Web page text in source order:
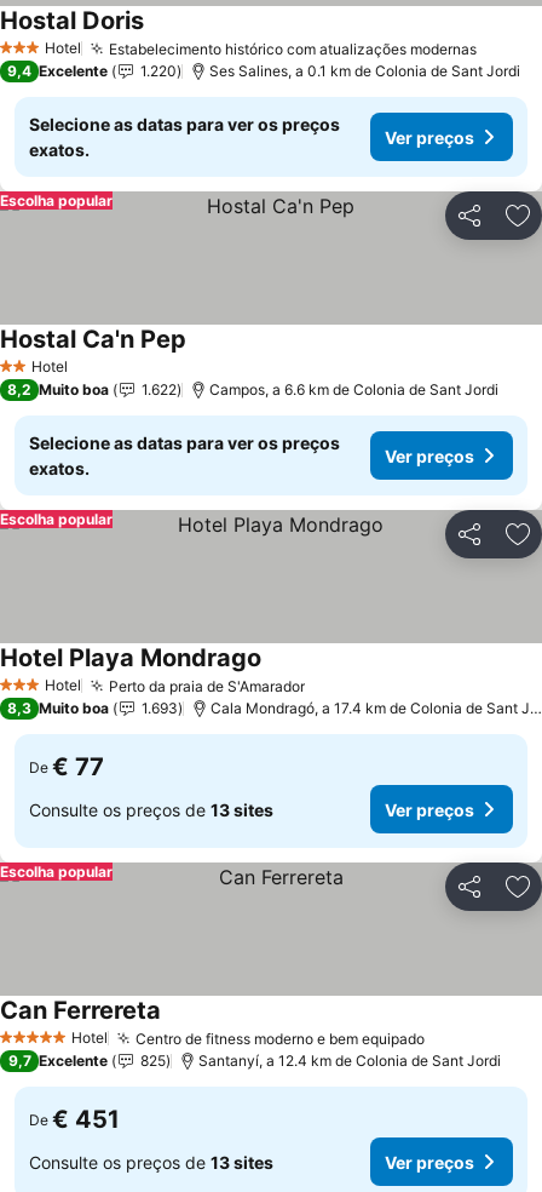
3 EstrelasHotel Estabelecimento histórico com atualizações modernasVer
Hostal DorisVer preços
9,4 Excelente 1.220 Ses Salines, a 0.1 km de Colonia de Sant Jordi
Selecione as datas para ver os preços
exatos.
Ver preços
Partilhar
Escolha popular
2 Estrelas
Hotel
Hostal Ca'n Pep
8,2 Muito boa 1.622 Campos, a 6.6 km de Colonia de Sant Jordi
Selecione as datas para ver os preços
exatos.
Ver preços
Partilhar
Escolha popular
3 EstrelasHotel Perto da praia de S'AmaradorVer preços
Hotel Playa Mondrago
8,3 Muito boa 1.693 Cala Mondragó, a 17.4 km de Colonia de Sant
De € 77
Consulte os preços de 13 sites Ver preços
Partilhar
Escolha popular
5 Estrelas Hotel Centro de fitness moderno e bem equipadoVer preços
Can Ferrereta
9,7 Excelente 825 Santanyí, a 12.4 km de Colonia de Sant Jordi
De € 451
Consulte os preços de 13 sites Ver preços